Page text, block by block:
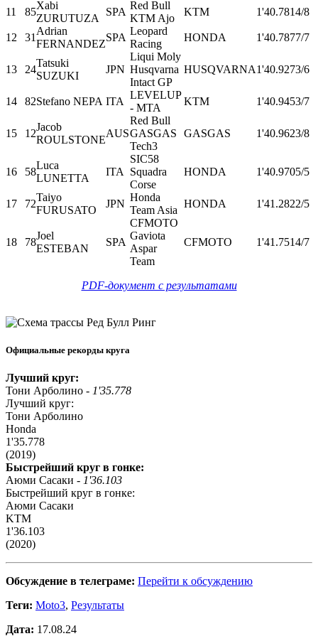
11 85
Xabi
ZURUTUZA
SPA
Red Bull
KTM Ajo
KTM 1'40.7814/8
12 31
Adrian
FERNANDEZ
SPA
Leopard
Racing
HONDA 1'40.7877/7
13 24
Tatsuki
SUZUKI
JPN
Liqui Moly
Husqvarna
Intact GP
HUSQVARNA1'40.9273/6
14 82Stefano NEPA ITA
LEVELUP
- MTA
KTM 1'40.9453/7
15 12
Jacob
ROULSTONE
AUS
Red Bull
GASGAS
Tech3
GASGAS 1'40.9623/8
16 58
Luca
LUNETTA
ITA
SIC58
Squadra
Corse
HONDA 1'40.9705/5
17 72
Taiyo
FURUSATO
JPN
Honda
Team Asia
HONDA 1'41.2822/5
18 78
Joel
ESTEBAN
SPA
CFMOTO
Gaviota
Aspar
Team
CFMOTO 1'41.7514/7
PDF-документ с результатами
Официальные рекорды круга
Лучший круг:
Тони Арболино - 1'35.778
Лучший круг:
Тони Арболино
Honda
1'35.778
(2019)
Быстрейший круг в гонке:
Аюми Сасаки - 1'36.103
Быстрейший круг в гонке:
Аюми Сасаки
KTM
1'36.103
(2020)
Обсуждение в телеграме: Перейти к обсуждению
Теги: Moto3, Результаты
Дата: 17.08.24